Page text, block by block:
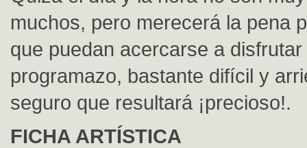
muchos, pero merecerá la pena
que puedan acercarse a
programazo, bastante difícil y
seguro que resultará ¡precioso!.
FICHA ARTÍSTICA